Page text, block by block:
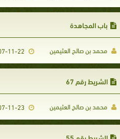
باب المجاهدة
محمد بن صالح العثيمين
الشريط رقم 67
محمد بن صالح العثيمين